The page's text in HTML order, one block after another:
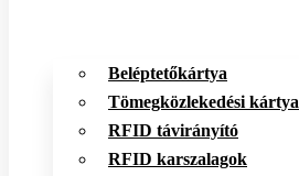
Beléptetőkártya
Tömegközlekedési kártya
RFID távirányító
RFID karszalagok